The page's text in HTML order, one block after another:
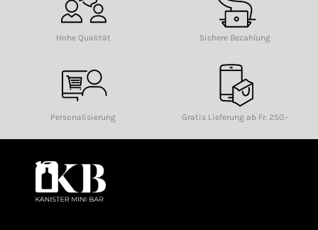
Hohe Qualität Sichere Bezahlung
Personalisierung Gratis Lieferung ab Fr. 250.-